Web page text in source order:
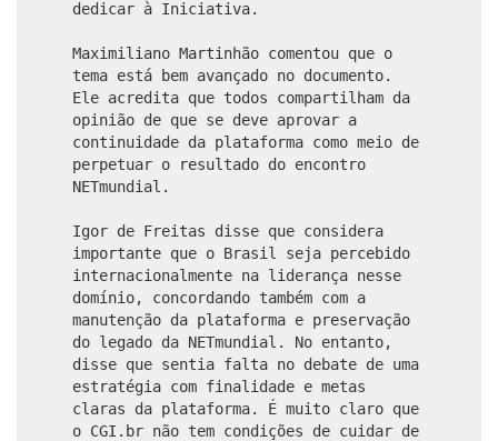
dedicar à Iniciativa.
Maximiliano Martinhão comentou que o
tema está bem avançado no documento.
Ele acredita que todos compartilham da
opinião de que se deve aprovar a
continuidade da plataforma como meio de
perpetuar o resultado do encontro
NETmundial.
Igor de Freitas disse que considera
importante que o Brasil seja percebido
internacionalmente na liderança nesse
domínio, concordando também com a
manutenção da plataforma e preservação
do legado da NETmundial. No entanto,
disse que sentia falta no debate de uma
estratégia com finalidade e metas
claras da plataforma. É muito claro que
o CGI.br não tem condições de cuidar de